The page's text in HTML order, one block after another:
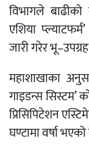
विभागले
एशिया
जारी गरेर
महाशाखाका
गाइडन्स सिस्टम’
प्रिसिपिटेशन
घण्टामा वर्षा